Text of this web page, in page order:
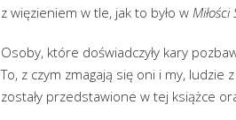
z więzieniem w tle, jak to było w
Osoby, które doświadczyły kary
To, z czym zmagają się oni i my, ludzie
zostały przedstawione w tej książce